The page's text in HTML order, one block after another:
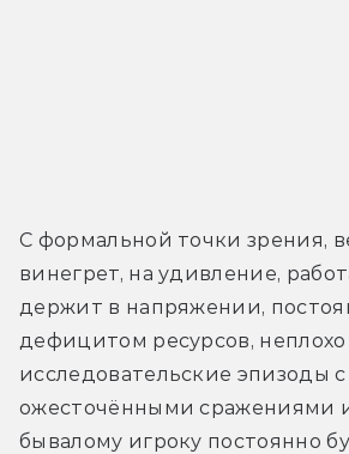
С формальной точки зрения,
винегрет, на удивление,
держит в напряжении,
дефицитом ресурсов,
исследовательские эпизоды с
ожесточёнными сражениями
бывалому игроку постоянно